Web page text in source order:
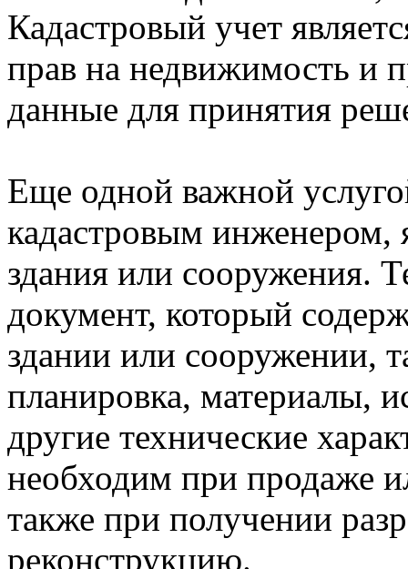
Кадастровый учет
прав на недвижимость и
данные для принятия
Еще одной важной
кадастровым инженером,
здания или сооружения.
документ, который
здании или сооружении,
планировка, материалы,
другие технические
необходим при продаже
также при получении
реконструкцию.